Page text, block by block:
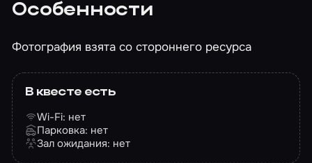
Особенности
Фотография взята со стороннего ресурса
В квесте есть
Wi-Fi: нет
Парковка: нет
Зал ожидания: нет